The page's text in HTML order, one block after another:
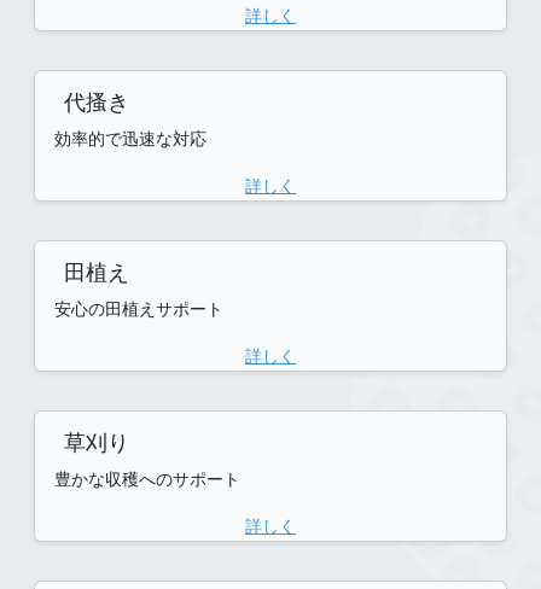
詳しく
代搔き
効率的で迅速な対応
詳しく
田植え
安心の田植えサポート
詳しく
草刈り
豊かな収穫へのサポート
詳しく